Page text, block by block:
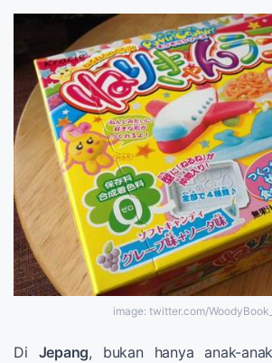
image: twitter.com/
Di Jepang, bukan hanya anak-